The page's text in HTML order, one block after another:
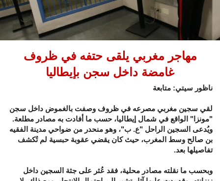
مهاجر مغربي يلقى حتفه في ظروف
غامضة داخل سجن بإيطاليا
ناظور سيتي: متابعة
لقي سجين مغربي مصرعه في ظروف وصفت بالغموض داخل سجن
"مونزا" الواقع في شمال إيطاليا، حسب ما أفادت به مصادر مطلعة.
ويُدعى السجين الراحل "ع. ب"، وهو منحدر من ضواحي مدينة الفقيه
بن صالح وسط المغرب، حيث كان يقضي عقوبة حبسية لم تُكشف
تفاصيلها بعد.
وبحسب ما نقلته مصادر محلية، فقد عُثر على جثة السجين داخل